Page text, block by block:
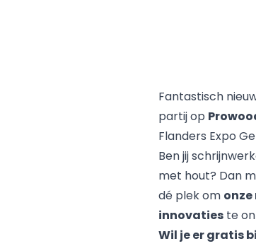
Fantastisch
partij op
Flanders Expo
Ben jij
met hout? Dan
dé plek om
innovaties te
Wil je er gratis